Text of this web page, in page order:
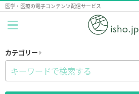
医学・医療の電子コンテンツ配信サービス
カテゴリー